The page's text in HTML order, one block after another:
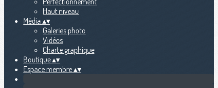
Haut niveau
Média ▴▾
Galeries photo
Vidéos
Charte graphique
Boutique▴▾
Espace membre▴▾